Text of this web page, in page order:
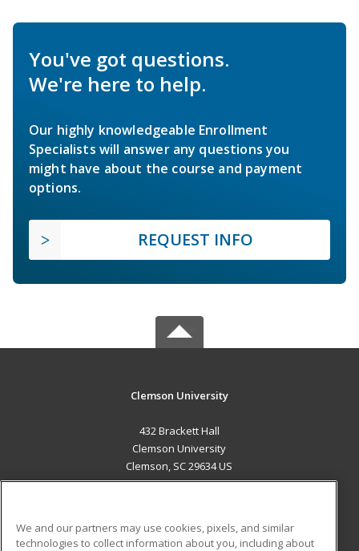
You've got questions.
We're here to help.
Our highly knowledgeable Enrollment
Specialists will answer any questions you
might have about the course and payment
options.
REQUEST INFO
Clemson University
432 Brackett Hall
Clemson University
Clemson, SC 29634 US
We and our partners may use cookies, pixels, and similar
technologies to collect information about you, including about